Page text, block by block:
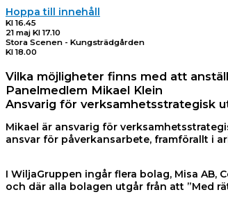
Hoppa till innehåll
Kl 16.45
21 maj Kl 17.10
Stora Scenen - Kungsträdgården
Kl 18.00
Vilka möjligheter finns med att
Panelmedlem Mikael Klein
Ansvarig för verksamhetsstrategisk
Mikael är ansvarig för
ansvar för påverkansarbete, framförallt i
I WiljaGruppen ingår flera bolag, Misa
och där alla bolagen utgår från att ”Med